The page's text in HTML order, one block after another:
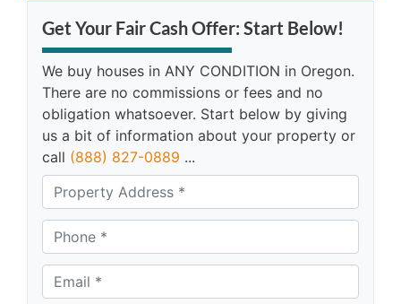
Get Your Fair Cash Offer: Start Below!
We buy houses in ANY CONDITION in Oregon.
There are no commissions or fees and no
obligation whatsoever. Start below by giving
us a bit of information about your property or
call (888) 827-0889 ...
d
d
s
Phone *
Email * *